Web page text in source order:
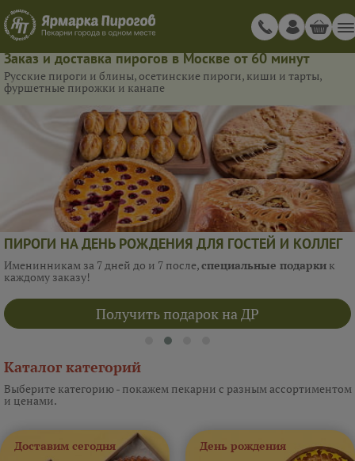
Заказ и доставка пирогов в Москве от 60 минут
Русские пироги и блины, осетинские пироги, киши и тарты,
фуршетные пирожки и канапе
ПИРОГИ НА ДЕНЬ РОЖДЕНИЯ ДЛЯ ГОСТЕЙ И КОЛЛЕГ
Именинникам за 7 дней до и 7 после,специальные подарки к
каждому заказу!
Получить подарок на ДР
Каталог категорий
Выберите категорию - покажем пекарни с разным ассортиментом
и ценами.
Доставим сегодня День рождения